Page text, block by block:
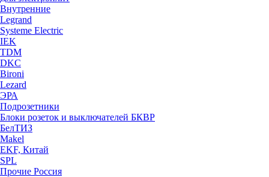
Внутренние
Legrand
Systeme Electric
IEK
TDM
DKC
Bironi
Lezard
ЭРА
Подрозетники
Блоки розеток и выключателей БКВР
БелТИЗ
Makel
EKF, Китай
SPL
Прочие Россия